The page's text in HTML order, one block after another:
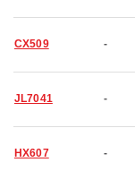
CX509 -
JL7041 -
HX607 -